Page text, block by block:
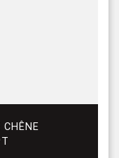
CHÊNE